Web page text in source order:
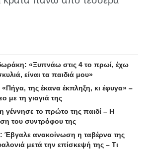
«Ξυπνάω στις 4 το πρωί, έχω
είναι τα παιδιά μου»
της έκανα έκπληξη, κι έφυγα» –
με τη γιαγιά της
γέννησε το πρώτο της παιδί – Η
του συντρόφου της
Έβγαλε ανακοίνωση η ταβέρνα της
μετά την επίσκεψή της – Τι